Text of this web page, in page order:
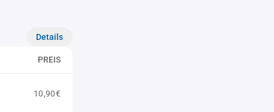
Details
PREIS
10,90€